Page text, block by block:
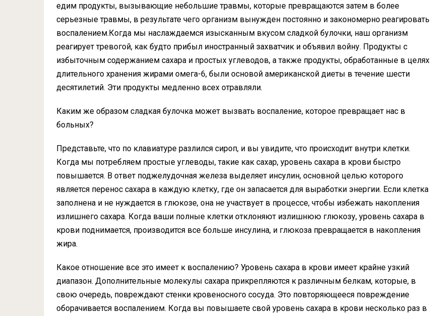
едим продукты, вызывающие небольшие травмы, которые превращаются затем в более
серьезные травмы, в результате чего организм вынужден постоянно и закономерно реагировать
воспалением.Когда мы наслаждаемся изысканным вкусом сладкой булочки, наш организм
реагирует тревогой, как будто прибыл иностранный захватчик и объявил войну. Продукты с
избыточным содержанием сахара и простых углеводов, а также продукты, обработанные в целях
длительного хранения жирами омега-6, были основой американской диеты в течение шести
десятилетий. Эти продукты медленно всех отравляли.
Каким же образом сладкая булочка может вызвать воспаление, которое превращает нас в
больных?
Представьте, что по клавиатуре разлился сироп, и вы увидите, что происходит внутри клетки.
Когда мы потребляем простые углеводы, такие как сахар, уровень сахара в крови быстро
повышается. В ответ поджелудочная железа выделяет инсулин, основной целью которого
является перенос сахара в каждую клетку, где он запасается для выработки энергии. Если клетка
заполнена и не нуждается в глюкозе, она не участвует в процессе, чтобы избежать накопления
излишнего сахара. Когда ваши полные клетки отклоняют излишнюю глюкозу, уровень сахара в
крови поднимается, производится все больше инсулина, и глюкоза превращается в накопления
жира.
Какое отношение все это имеет к воспалению? Уровень сахара в крови имеет крайне узкий
диапазон. Дополнительные молекулы сахара прикрепляются к различным белкам, которые, в
свою очередь, повреждают стенки кровеносного сосуда. Это повторяющееся повреждение
оборачивается воспалением. Когда вы повышаете свой уровень сахара в крови несколько раз в